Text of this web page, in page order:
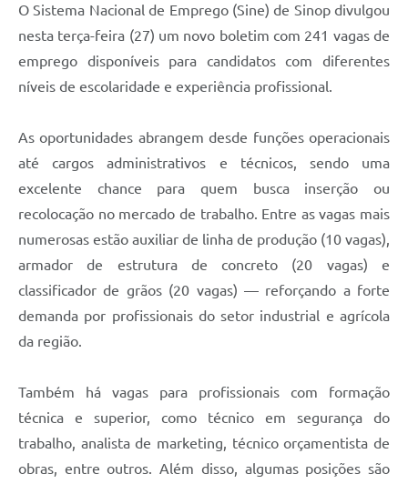
O Sistema Nacional de Emprego (Sine) de Sinop divulgou
nesta terça-feira (27) um novo boletim com 241 vagas de
emprego disponíveis para candidatos com diferentes
níveis de escolaridade e experiência profissional.
As oportunidades abrangem desde funções operacionais
até cargos administrativos e técnicos, sendo uma
excelente chance para quem busca inserção ou
recolocação no mercado de trabalho. Entre as vagas mais
numerosas estão auxiliar de linha de produção (10 vagas),
armador de estrutura de concreto (20 vagas) e
classificador de grãos (20 vagas) — reforçando a forte
demanda por profissionais do setor industrial e agrícola
da região.
Também há vagas para profissionais com formação
técnica e superior, como técnico em segurança do
trabalho, analista de marketing, técnico orçamentista de
obras, entre outros. Além disso, algumas posições são